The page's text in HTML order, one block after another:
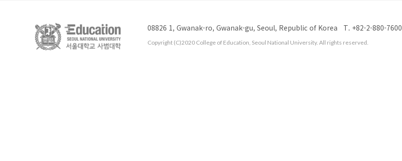
08826 1, Gwanak-ro, Gwanak-gu, Seoul, Republic of Korea T. +82-2-880-7600
Copyright (C)2020 College of Education, Seoul National University. All rights reserved.